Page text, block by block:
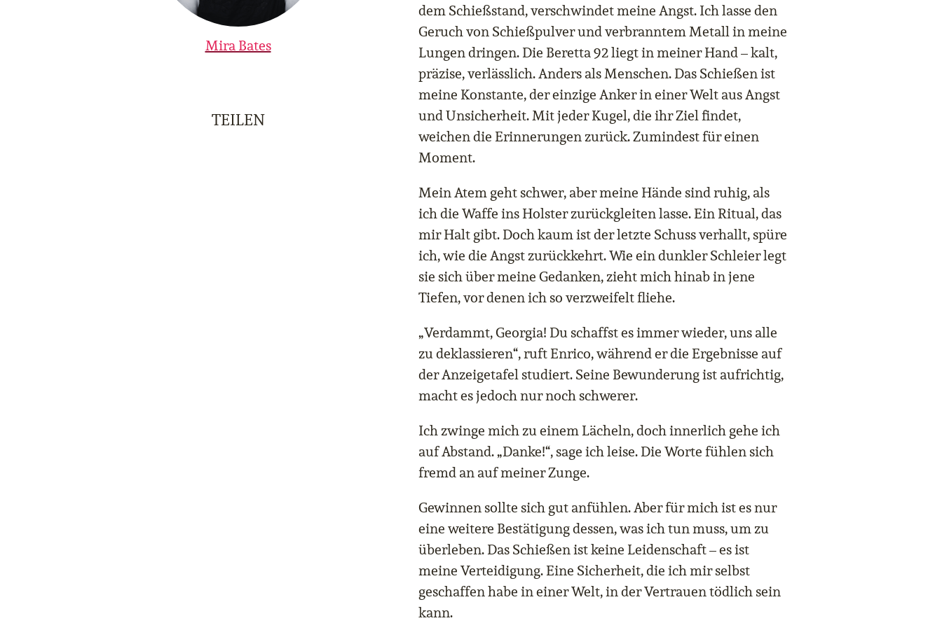
Mira Bates
TEILEN
dem Schießstand, verschwindet meine Angst. Ich lasse den
Geruch von Schießpulver und verbranntem Metall in meine
Lungen dringen. Die Beretta 92 liegt in meiner Hand – kalt,
präzise, verlässlich. Anders als Menschen. Das Schießen ist
meine Konstante, der einzige Anker in einer Welt aus Angst
und Unsicherheit. Mit jeder Kugel, die ihr Ziel findet,
weichen die Erinnerungen zurück. Zumindest für einen
Moment.
Mein Atem geht schwer, aber meine Hände sind ruhig, als
ich die Waffe ins Holster zurückgleiten lasse. Ein Ritual, das
mir Halt gibt. Doch kaum ist der letzte Schuss verhallt, spüre
ich, wie die Angst zurückkehrt. Wie ein dunkler Schleier legt
sie sich über meine Gedanken, zieht mich hinab in jene
Tiefen, vor denen ich so verzweifelt fliehe.
„Verdammt, Georgia! Du schaffst es immer wieder, uns alle
zu deklassieren“, ruft Enrico, während er die Ergebnisse auf
der Anzeigetafel studiert. Seine Bewunderung ist aufrichtig,
macht es jedoch nur noch schwerer.
Ich zwinge mich zu einem Lächeln, doch innerlich gehe ich
auf Abstand. „Danke!“, sage ich leise. Die Worte fühlen sich
fremd an auf meiner Zunge.
Gewinnen sollte sich gut anfühlen. Aber für mich ist es nur
eine weitere Bestätigung dessen, was ich tun muss, um zu
überleben. Das Schießen ist keine Leidenschaft – es ist
meine Verteidigung. Eine Sicherheit, die ich mir selbst
geschaffen habe in einer Welt, in der Vertrauen tödlich sein
kann.